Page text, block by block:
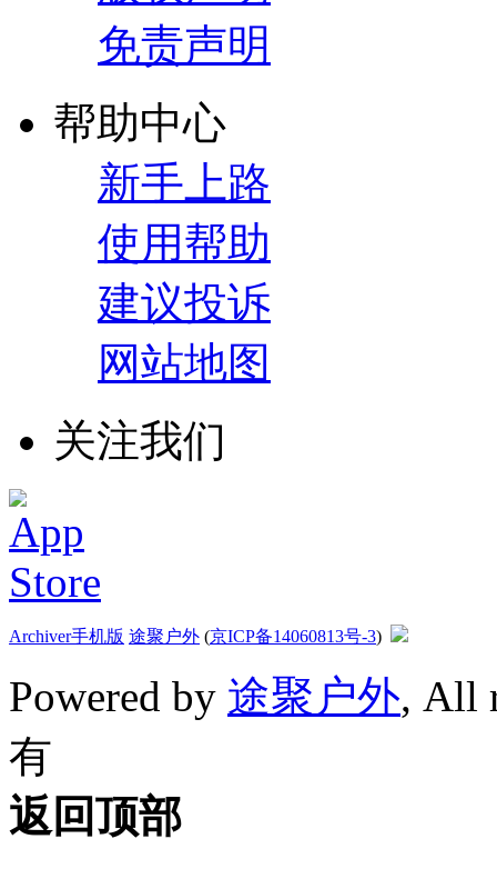
免责声明
帮助中心
新手上路
使用帮助
建议投诉
网站地图
关注我们
Archiver手机版 途聚户外 (京ICP备14060813号-3)
Powered by 途聚户外, All
有
返回顶部